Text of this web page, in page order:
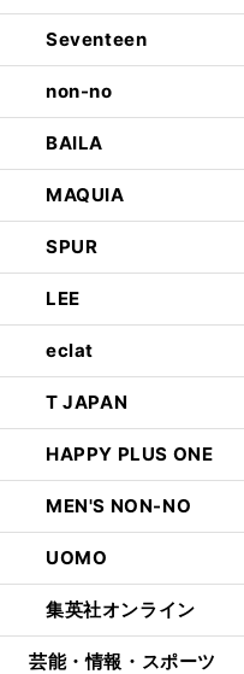
Seventeen
non-no
BAILA
MAQUIA
SPUR
LEE
eclat
T JAPAN
HAPPY PLUS ONE
MEN'S NON-NO
UOMO
集英社オンライン
芸能・情報・スポーツ